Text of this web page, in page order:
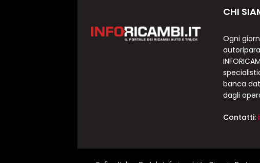
CHI
Ogni
banca
dagli
Contatti: